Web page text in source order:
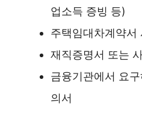
업소득 증빙 등)
주택임대차계약서
재직증명서 또는
금융기관에서 요
의서